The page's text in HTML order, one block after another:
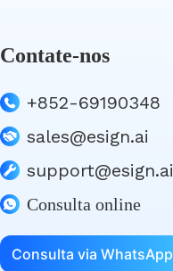
Contate-nos
+852-69190348
sales@esign.ai
support@esign.ai
Consulta online
Consulta via WhatsApp